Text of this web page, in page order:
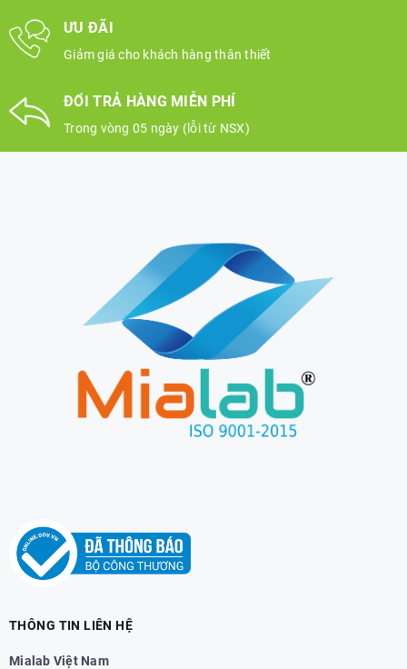
ƯU ĐÃI
Giảm giá cho khách hàng thân thiết
ĐỔI TRẢ HÀNG MIỄN PHÍ
Trong vòng 05 ngày (lỗi từ NSX)
THÔNG TIN LIÊN HỆ
Mialab Việt Nam